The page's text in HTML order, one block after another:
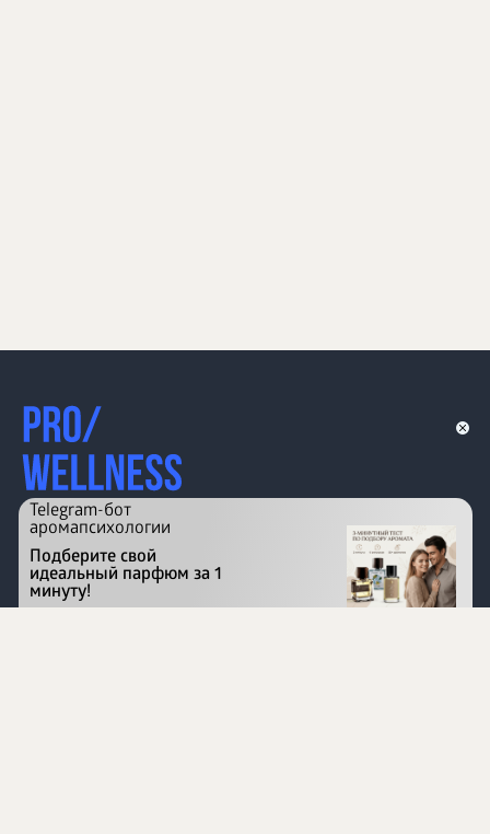
Перейти на сайт
Telegram-бот
аромапсихологии
Подберите свой
идеальный парфюм за 1
минуту!